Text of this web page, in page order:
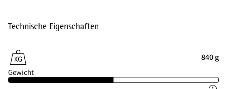
Technische Eigenschaften
840 g
Gewicht